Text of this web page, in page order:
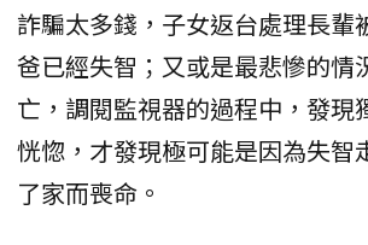
詐騙太多錢，子女返台處理長輩
爸已經失智；又或是最悲慘的情
亡，調閱監視器的過程中，發現
恍惚，才發現極可能是因為失智
了家而喪命。